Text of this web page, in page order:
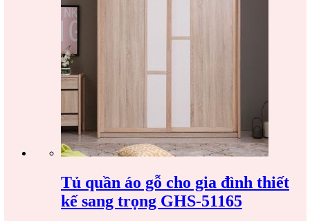
Tủ quần áo gỗ cho gia đình thiết
kế sang trọng GHS-51165